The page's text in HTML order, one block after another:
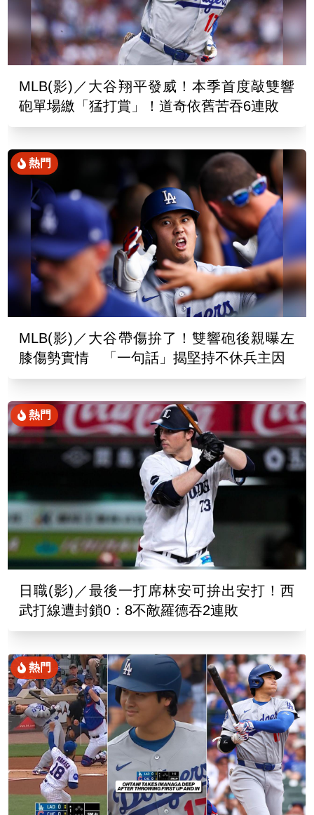
MLB(影)／大谷翔平發威！本季首度敲雙響
砲單場繳「猛打賞」！道奇依舊苦吞6連敗
熱門
MLB(影)／大谷帶傷拚了！雙響砲後親曝左
膝傷勢實情 「一句話」揭堅持不休兵主因
熱門
日職(影)／最後一打席林安可拚出安打！西
武打線遭封鎖0：8不敵羅德吞2連敗
熱門